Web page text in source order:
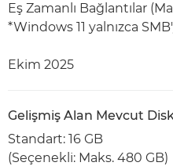
Eş Zamanlı Bağlantılar
*Windows 11 yalnızca
Ekim 2025
Gelişmiş Alan Mevcut
Standart: 16 GB
(Seçenekli: Maks. 480 GB)